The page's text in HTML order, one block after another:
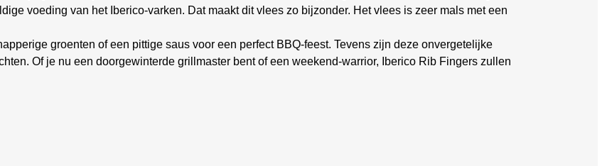
voeding van het Iberico-varken. Dat maakt dit vlees zo bijzonder. Het vlees is zeer mals met een
groenten of een pittige saus voor een perfect BBQ-feest. Tevens zijn deze onvergetelijke
Of je nu een doorgewinterde grillmaster bent of een weekend-warrior, Iberico Rib Fingers zullen